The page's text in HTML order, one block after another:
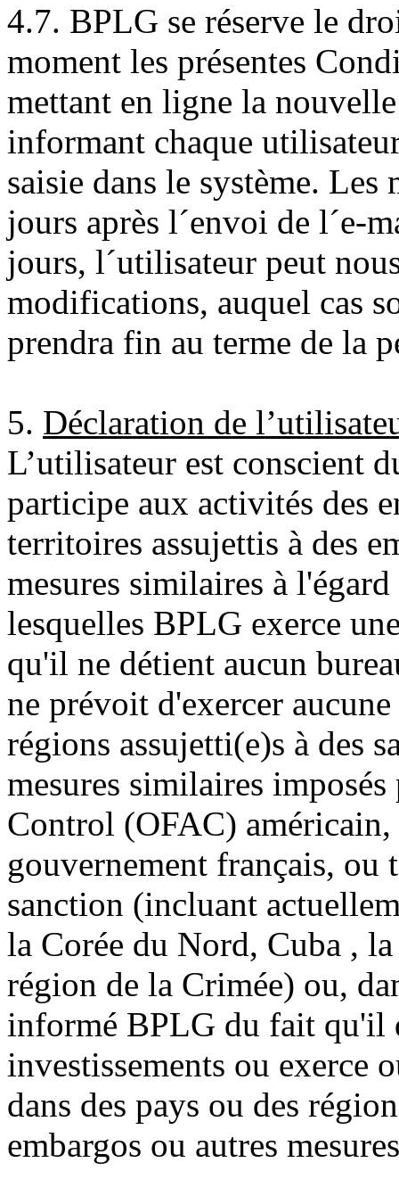
4.7. BPLG se réserve le
moment les présentes
mettant en ligne la
informant chaque
saisie dans le système.
jours après l´envoi de l´e-
jours, l´utilisateur peut
modifications, auquel cas
prendra fin au terme de la
5. Déclaration de
L’utilisateur est conscient
participe aux activités des
territoires assujettis à des
mesures similaires à
lesquelles BPLG exerce
qu'il ne détient aucun
ne prévoit d'exercer
régions assujetti(e)s à des
mesures similaires
Control (OFAC)
gouvernement français, ou
sanction (incluant
la Corée du Nord, Cuba ,
région de la Crimée) ou,
informé BPLG du fait qu'il
investissements ou exerce
dans des pays ou des
embargos ou autres